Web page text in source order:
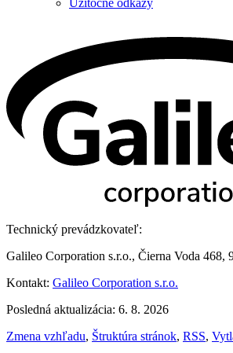
Technický prevádzkovateľ:
Galileo Corporation s.r.o., Čierna Voda 468,
Kontakt: Galileo Corporation s.r.o.
Posledná aktualizácia: 6. 8. 2026
Zmena vzhľadu, Štruktúra stránok, RSS,